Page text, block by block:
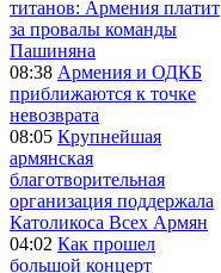
титанов: Армения платит
за провалы команды
Пашиняна
08:38 Армения и ОДКБ
приближаются к точке
невозврата
08:05 Крупнейшая
армянская
благотворительная
организация поддержала
Католикоса Всех Армян
04:02 Как прошел
большой концерт